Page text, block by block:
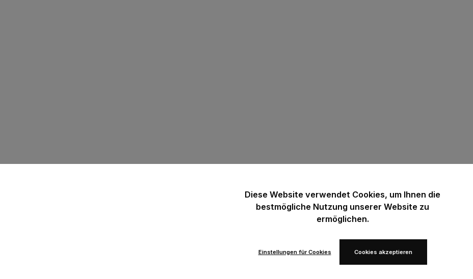
Diese Website verwendet Cookies, um Ihnen die
bestmögliche Nutzung unserer Website zu
ermöglichen.
Einstellungen für Cookies Cookies akzeptieren